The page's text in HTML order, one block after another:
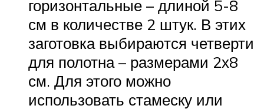
горизонтальные – длиной 5-8
см в количестве 2 штук. В этих
заготовка выбираются четверти
для полотна – размерами 2х8
см. Для этого можно
использовать стамеску или